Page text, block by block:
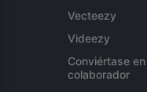
Vecteezy
Videezy
Conviértase en
colaborador